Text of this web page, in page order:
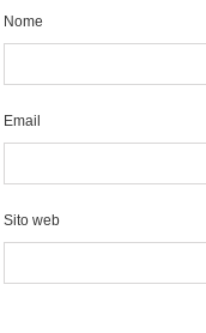
Nome
Email
Sito web